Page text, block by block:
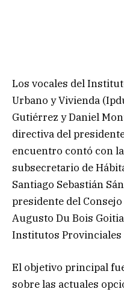
Los vocales del
Urbano y Vivienda
Gutiérrez y Daniel
directiva del
encuentro contó con
subsecretario de
Santiago Sebastián
presidente del
Augusto Du Bois
Institutos Provinciales
El objetivo principal
sobre las actuales